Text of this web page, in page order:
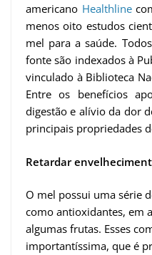
americano Healthline
menos oito estudos
mel para a saúde.
fonte são indexados à
vinculado à Biblioteca
Entre os benefícios
digestão e alívio da dor
principais propriedades
Retardar
O mel possui uma série
como antioxidantes, em
algumas frutas. Esses
importantíssima, que é